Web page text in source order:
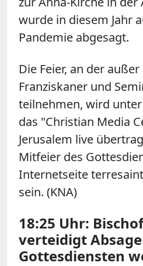
wurde in diesem Jahr
Pandemie abgesagt.
Die Feier, an der
Franziskaner und
teilnehmen, wird
das "Christian Media
Jerusalem live
Mitfeier des
Internetseite
sein. (KNA)
18:25 Uhr:
verteidigt
Gottesdiensten